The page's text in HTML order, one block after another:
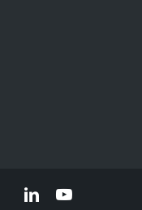
linkedinyoutube